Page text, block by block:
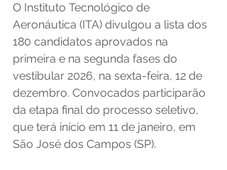
O Instituto Tecnológico de
Aeronáutica (ITA) divulgou a lista dos
180 candidatos aprovados na
primeira e na segunda fases do
vestibular 2026, na sexta-feira, 12 de
dezembro. Convocados participarão
da etapa final do processo seletivo,
que terá início em 11 de janeiro, em
São José dos Campos (SP).